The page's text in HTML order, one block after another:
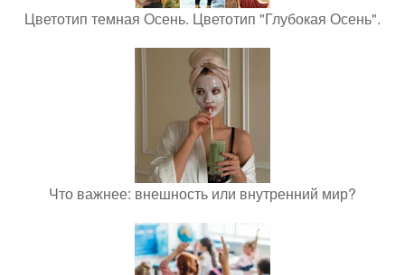
Цветотип темная Осень. Цветотип "Глубокая Осень".
Что важнее: внешность или внутренний мир?